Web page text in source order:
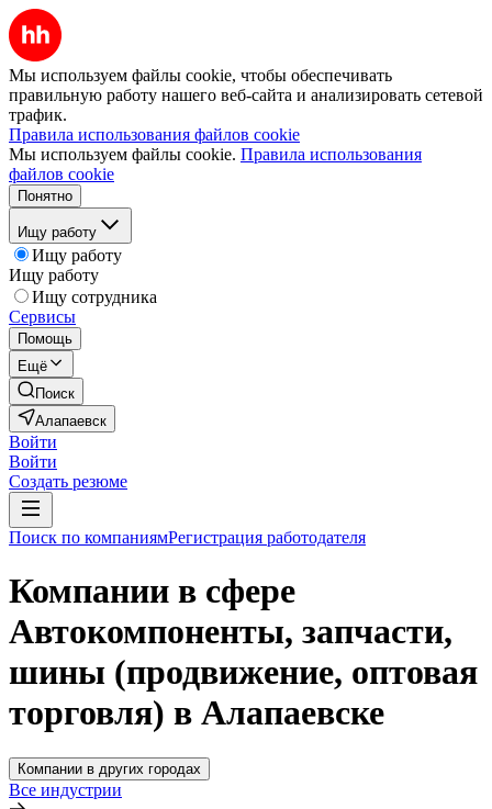
Мы используем файлы cookie, чтобы обеспечивать
правильную работу нашего веб-сайта и анализировать сетевой
трафик.
Правила использования файлов cookie
Мы используем файлы cookie. Правила использования
файлов cookie
Понятно
Ищу работу
Ищу работу
Ищу работу
Ищу сотрудника
Сервисы
Помощь
Ещё
Поиск
Алапаевск
Войти
Войти
Создать резюме
Поиск по компаниямРегистрация работодателя
Компании в сфере
Автокомпоненты, запчасти,
шины (продвижение, оптовая
торговля) в Алапаевске
Компании в других городах
Все индустрии